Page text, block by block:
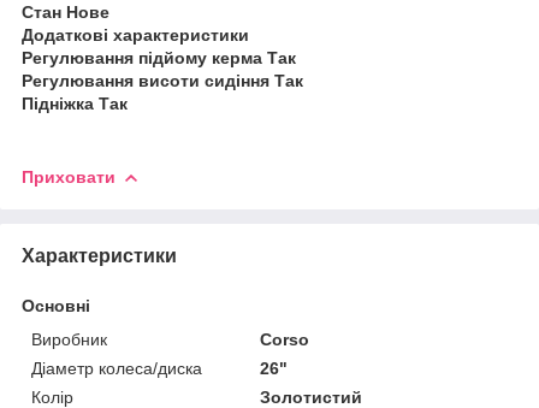
Стан Нове
Додаткові характеристики
Регулювання підйому керма Так
Регулювання висоти сидіння Так
Підніжка Так
Приховати
Характеристики
Основні
Виробник
Corso
Діаметр колеса/диска
26"
Колір
Золотистий